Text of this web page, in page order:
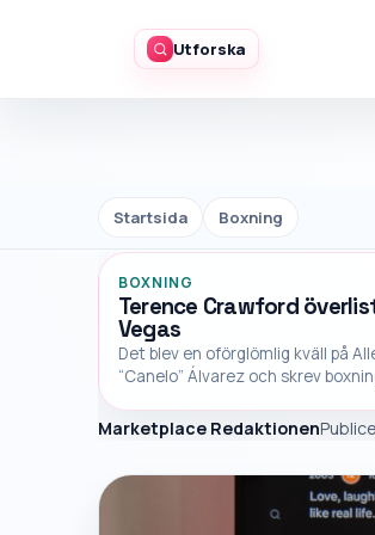
Utforska
Startsida Boxning
BOXNING
Terence Crawford
Vegas
Det blev en oförglömlig kväll på
“Canelo” Álvarez och skrev
Marketplace Redaktionen